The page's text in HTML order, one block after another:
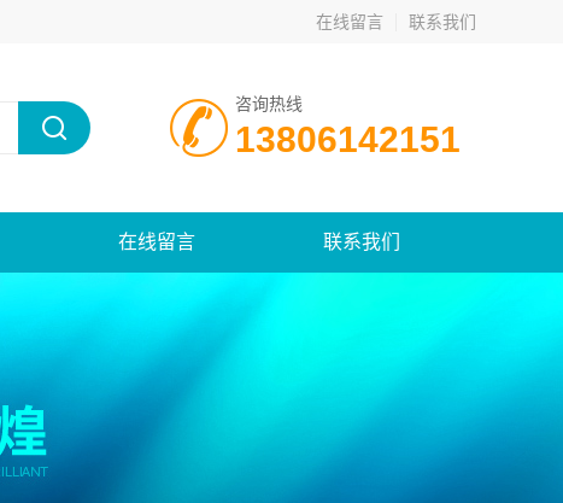
在线留言 联系我们
咨询热线
13806142151
在线留言 联系我们